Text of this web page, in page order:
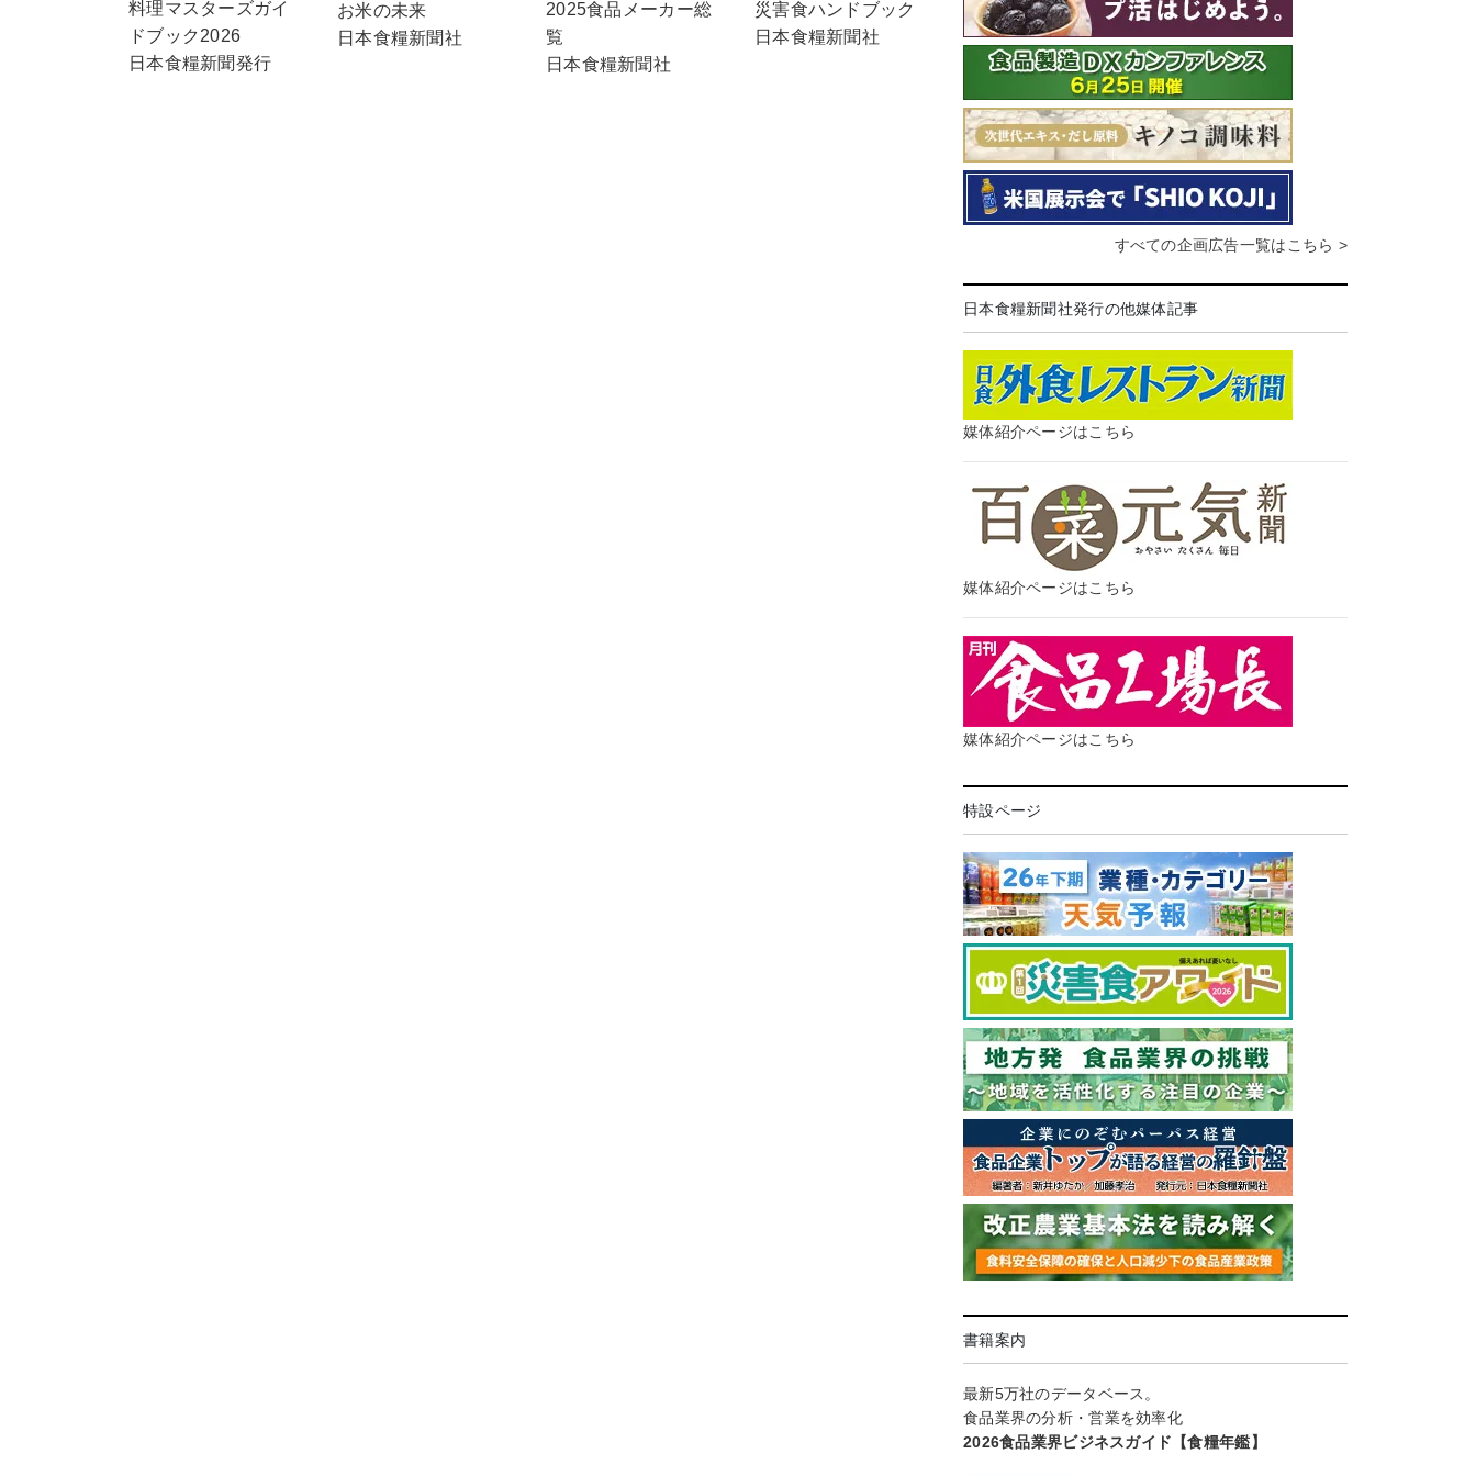
料理マスターズガイ
ドブック2026
日本食糧新聞発行
お米の未来
日本食糧新聞社
2025食品メーカー総
覧
日本食糧新聞社
災害食ハンドブック
日本食糧新聞社
すべての企画広告一覧はこちら >
日本食糧新聞社発行の他媒体記事
媒体紹介ページはこちら
媒体紹介ページはこちら
媒体紹介ページはこちら
特設ページ
書籍案内
最新5万社のデータベース。
食品業界の分析・営業を効率化
2026食品業界ビジネスガイド【食糧年鑑】